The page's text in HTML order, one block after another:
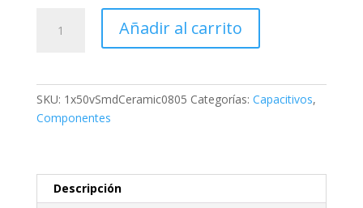
Capacitor
Añadir al carrito
SKU: 1x50vSmdCeramic0805 Categorías: Capacitivos,
Componentes
Descripción